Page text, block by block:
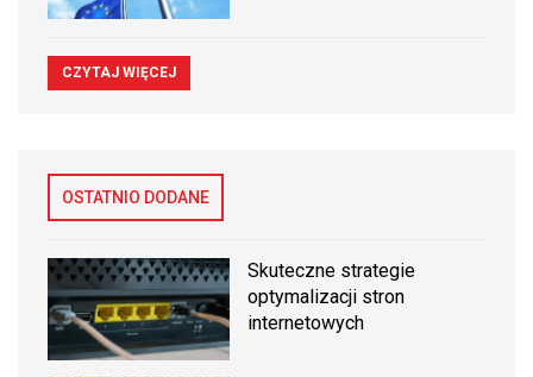
CZYTAJ WIĘCEJ
OSTATNIO DODANE
Skuteczne strategie
optymalizacji stron
internetowych